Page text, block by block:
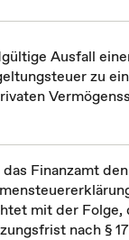
Ausfall
zu
Finanzamt
mit der Folge,
nach §